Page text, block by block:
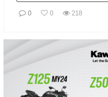
0 0 218